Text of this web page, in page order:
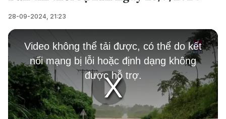
28-09-2024, 21:23
Play
This
is
a
window.
Video không thể tải được, có thể do kết
nối mạng bị lỗi hoặc định dạng không
được hỗ trợ.